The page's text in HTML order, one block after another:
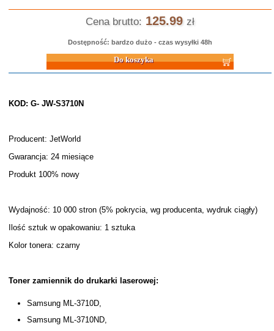
Cena brutto: 125.99 zł
Dostępność: bardzo dużo - czas wysyłki 48h
Do koszyka
KOD: G- JW-S3710N
Producent: JetWorld
Gwarancja: 24 miesiące
Produkt 100% nowy
Wydajność: 10 000 stron (5% pokrycia, wg producenta, wydruk ciągły)
Ilość sztuk w opakowaniu: 1 sztuka
Kolor tonera: czarny
Toner zamiennik do drukarki laserowej:
Samsung ML-3710D,
Samsung ML-3710ND,